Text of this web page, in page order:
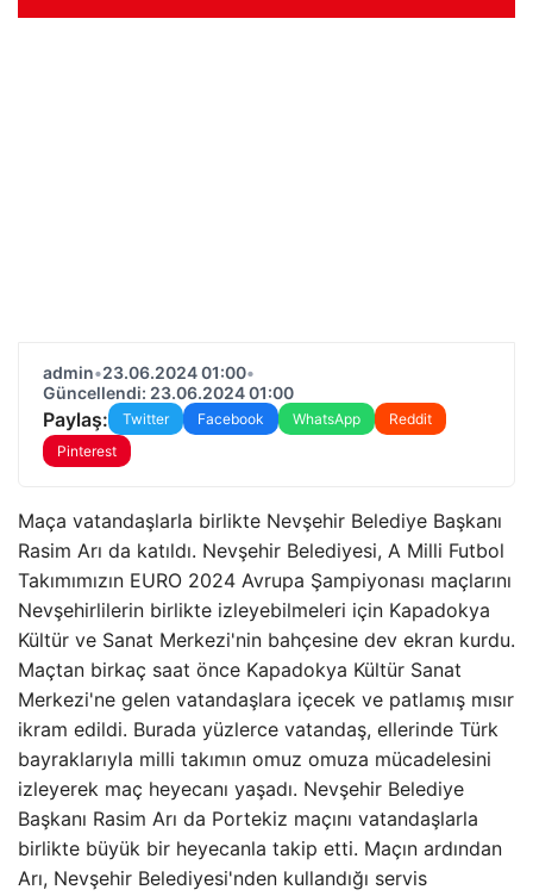
admin•23.06.2024 01:00•
Güncellendi: 23.06.2024 01:00
Paylaş: Twitter Facebook WhatsApp
Reddit
Pinterest
Maça vatandaşlarla birlikte Nevşehir Belediye Başkanı
Rasim Arı da katıldı. Nevşehir Belediyesi, A Milli Futbol
Takımımızın EURO 2024 Avrupa Şampiyonası maçlarını
Nevşehirlilerin birlikte izleyebilmeleri için Kapadokya
Kültür ve Sanat Merkezi'nin bahçesine dev ekran kurdu.
Maçtan birkaç saat önce Kapadokya Kültür Sanat
Merkezi'ne gelen vatandaşlara içecek ve patlamış mısır
ikram edildi. Burada yüzlerce vatandaş, ellerinde Türk
bayraklarıyla milli takımın omuz omuza mücadelesini
izleyerek maç heyecanı yaşadı. Nevşehir Belediye
Başkanı Rasim Arı da Portekiz maçını vatandaşlarla
birlikte büyük bir heyecanla takip etti. Maçın ardından
Arı, Nevşehir Belediyesi'nden kullandığı servis